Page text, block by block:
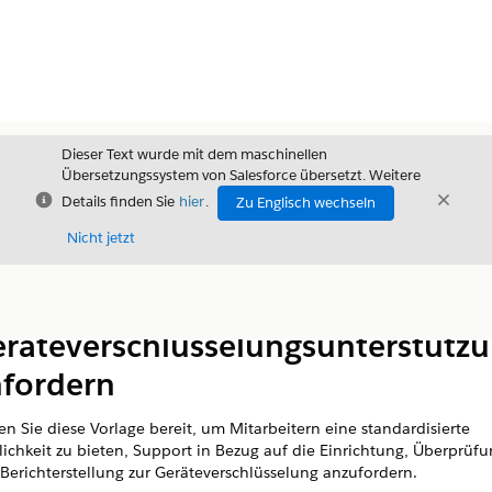
Schließen
Dieser Text wurde mit dem maschinellen
Übersetzungssystem von Salesforce übersetzt. Weitere
Details finden Sie hier.
Zu Englisch wechseln
Nicht jetzt
Sie diese Vorlage bereit, um Mitarbeitern eine standardisierte
zu bieten, Support in Bezug auf die Einrichtung,
zur Geräteverschlüsselung anzufordern.